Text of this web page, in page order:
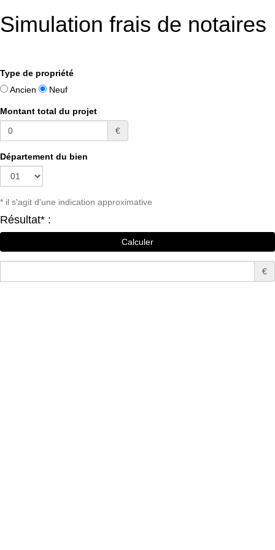
Simulation frais de notaires
Type de propriété
Ancien
Neuf
Montant total du projet
€
Département du bien
* il s'agit d'une indication approximative
Résultat* :
€